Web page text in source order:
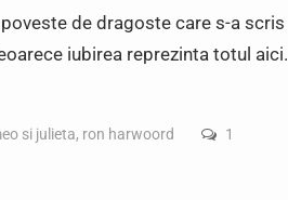
de dragoste care s-a scris
iubirea reprezinta totul aici.
si julieta, ron harwoord
1